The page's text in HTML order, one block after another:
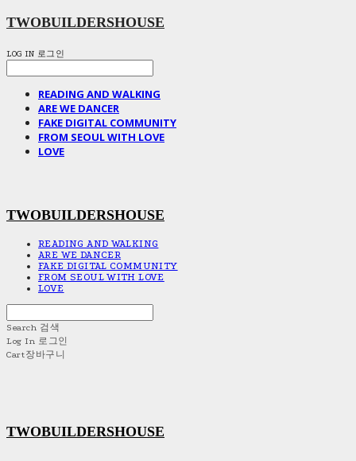
TWOBUILDERSHOUSE
LOG IN 로그인
READING AND WALKING
ARE WE DANCER
FAKE DIGITAL COMMUNITY
FROM SEOUL WITH LOVE
LOVE
TWOBUILDERSHOUSE
READING AND WALKING
ARE WE DANCER
FAKE DIGITAL COMMUNITY
FROM SEOUL WITH LOVE
LOVE
Search 검색
Log In 로그인
Cart장바구니
TWOBUILDERSHOUSE